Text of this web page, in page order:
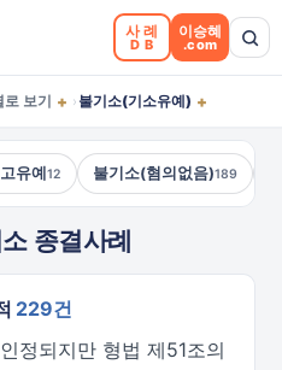
사례
DB
이승혜
.com
로 보기 + › 불기소(기소유예) +
유예12 불기소(혐의없음)189
종결사례
229건
정되지만 형법 제51조의